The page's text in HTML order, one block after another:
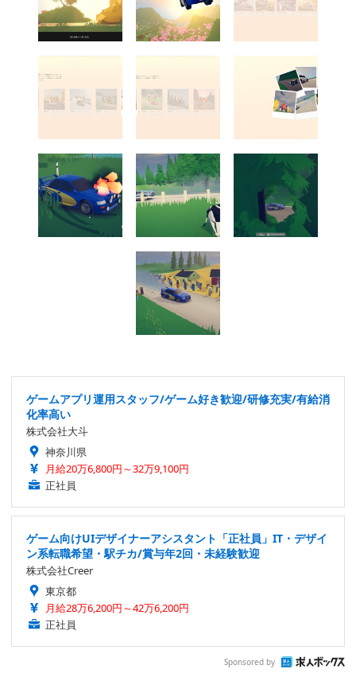
ゲームアプリ運用スタッフ/ゲーム好き歓迎/研修充実/有給消
化率高い
株式会社大斗
神奈川県
月給20万6,800円～32万9,100円
正社員
ゲーム向けUIデザイナーアシスタント「正社員」IT・デザイ
ン系転職希望・駅チカ/賞与年2回・未経験歓迎
株式会社Creer
東京都
月給28万6,200円～42万6,200円
正社員
Sponsored by